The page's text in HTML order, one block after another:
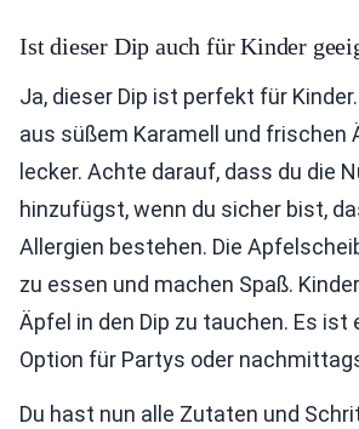
Ist dieser Dip auch für Kinder
Ja, dieser Dip ist perfekt für
aus süßem Karamell und frischen
lecker. Achte darauf, dass du die
hinzufügst, wenn du sicher bist,
Allergien bestehen. Die
zu essen und machen Spaß.
Äpfel in den Dip zu tauchen. Es ist
Option für Partys oder
Du hast nun alle Zutaten und